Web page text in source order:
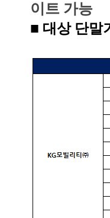
이트 가능
■ 대상 단말